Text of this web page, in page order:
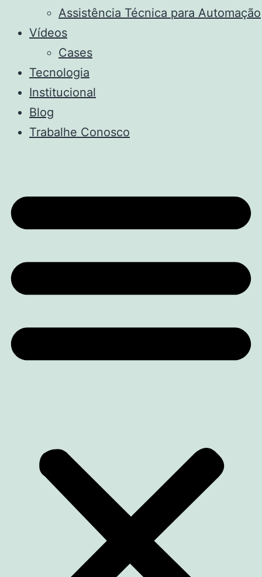
Assistência Técnica para Automação
Vídeos
Cases
Tecnologia
Institucional
Blog
Trabalhe Conosco